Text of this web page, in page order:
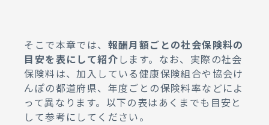
そこで本章では、 報酬月額ごとの社会保険料の
目安を表にして紹介 します。なお、実際の社会
保険料は、加入している健康保険組合や協会け
んぽの都道府県、年度ごとの保険料率などによ
って異なります。以下の表はあくまでも目安と
して参考にしてください。